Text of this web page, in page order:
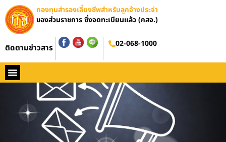
กองทุนสำรองเลี้ยงชีพสำหรับลูกจ้างประจำ
ของส่วนราชการ ซึ่งจดทะเบียนแล้ว (กสจ.)
ติดตามข่าวสาร 02-068-1000